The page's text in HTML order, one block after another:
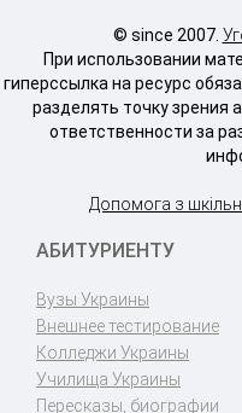
© since 2007.
При использовании
гиперссылка на ресурс
разделять точку зрения
ответственности за
Допомога з
АБИТУРИЕНТУ
Вузы Украины
Внешнее тестирование
Колледжи Украины
Училища Украины
Пересказы, биографии